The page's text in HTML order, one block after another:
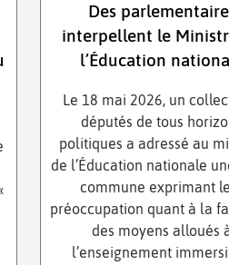
Des
interpellent le
l’Éducation
Le 18 mai 2026, un
députés de tous
politiques a adressé au
de l’Éducation nationale
commune exprimant
préoccupation quant à la
des moyens alloués
l’enseignement